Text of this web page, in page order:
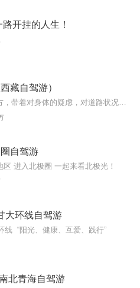
开挂的人生！
藏自驾游）
自驾游
进入北极圈 一起来看北极光！
大环线自驾游
线 “阳光、健康、互爱、践行”
北青海自驾游